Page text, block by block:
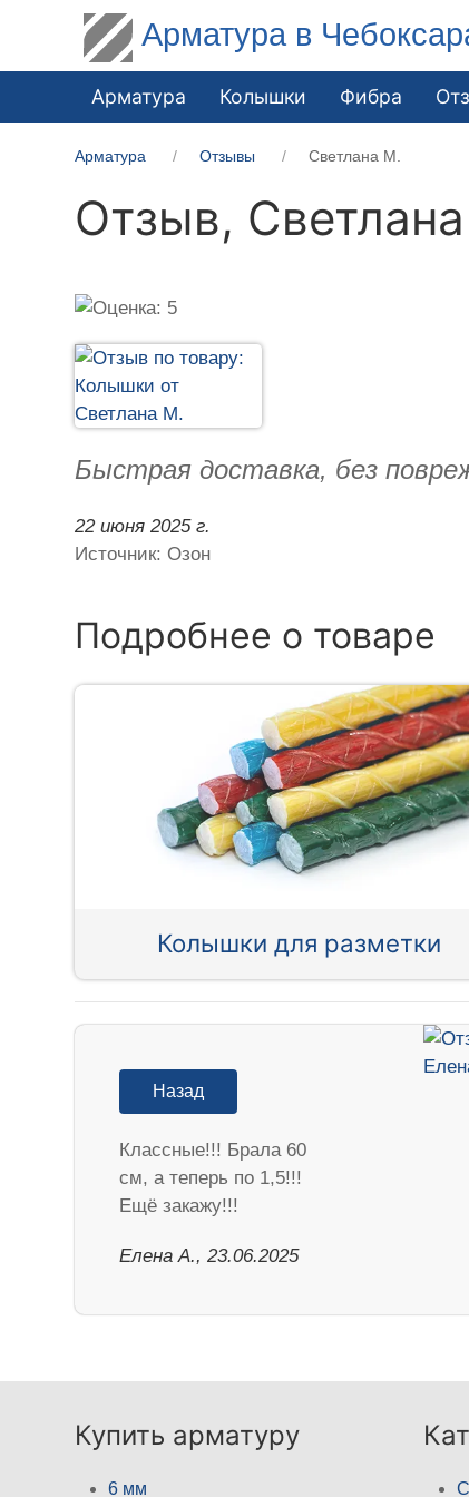
Арматура в
Арматура Колышки Фибра
Арматура Отзывы Светлана М.
Отзыв,
Быстрая доставка, без
22 июня 2025 г.
Источник: Озон
Подробнее о товаре
Колышки для разметки
Назад
Классные!!! Брала 60
см, а теперь по 1,5!!!
Ещё закажу!!!
Елена А., 23.06.2025
Купить арматуру
6 мм